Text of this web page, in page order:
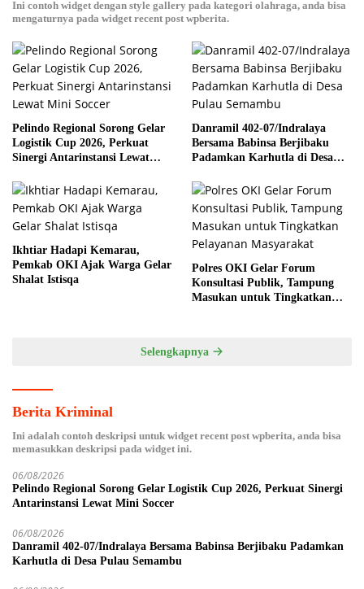
Ini contoh widget dengan style gallery pada kategori olahraga, anda bisa
mengaturnya pada widget recent post wpberita.
Pelindo Regional Sorong Gelar
Logistik Cup 2026, Perkuat
Sinergi Antarinstansi Lewat
Danramil 402-07/Indralaya
Bersama Babinsa Berjibaku
Padamkan Karhutla di Desa
Ikhtiar Hadapi Kemarau,
Pemkab OKI Ajak Warga Gelar
Shalat Istisqa
Polres OKI Gelar Forum
Konsultasi Publik, Tampung
Masukan untuk Tingkatkan
Selengkapnya
Berita Kriminal
Ini adalah contoh deskripsi untuk widget recent post wpberita, anda bisa
memasukkan deskripsi pada widget ini.
06/08/2026
Pelindo Regional Sorong Gelar Logistik Cup 2026, Perkuat Sinergi
Antarinstansi Lewat Mini Soccer
06/08/2026
Danramil 402-07/Indralaya Bersama Babinsa Berjibaku Padamkan
Karhutla di Desa Pulau Semambu